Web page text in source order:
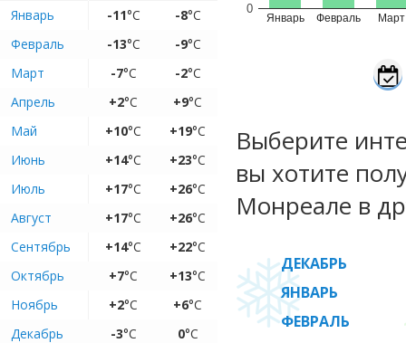
Январь
-11°C -8°C
Февраль
-13°C -9°C
Март
-7°C -2°C
Апрель
+2°C +9°C
Май
+10°C +19°C
Июнь
+14°C +23°C
Июль
+17°C +26°C
Август
+17°C +26°C
Сентябрь
+14°C +22°C
Октябрь
+7°C +13°C
Ноябрь
+2°C +6°C
Декабрь
-3°C 0°C
Январь Февраль Март
0
Выберите
вы хотите
Монреале в
ДЕКАБРЬ
ЯНВАРЬ
ФЕВРАЛЬ